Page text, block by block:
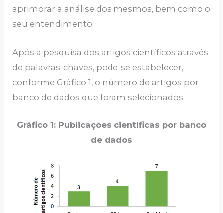
aprimorar a análise dos mesmos, bem como o
seu entendimento.
Após a pesquisa dos artigos científicos através
de palavras-chaves, pode-se estabelecer,
conforme Gráfico 1, o número de artigos por
banco de dados que foram selecionados.
Gráfico 1: Publicações científicas por banco
de dados